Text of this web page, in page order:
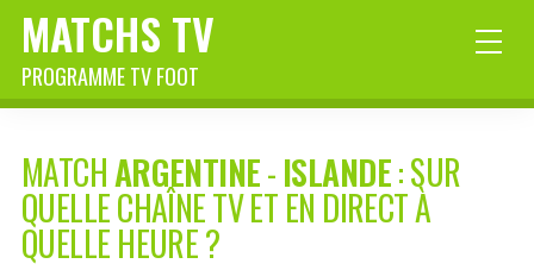
MATCHS TV
PROGRAMME TV FOOT
MATCHARGENTINE-ISLANDE: SUR
QUELLE CHAÎNE TV ET EN DIRECT À
QUELLE HEURE ?